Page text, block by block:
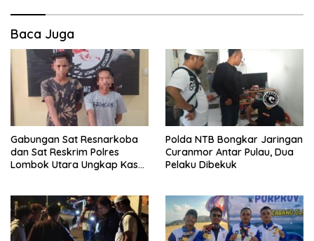
a
s
i
p
o
s
Baca Juga
Gabungan Sat Resnarkoba
dan Sat Reskrim Polres
Lombok Utara Ungkap Kasus
Polda NTB Bongkar Jaringan
Curanmor Antar Pulau, Dua
Pelaku Dibekuk